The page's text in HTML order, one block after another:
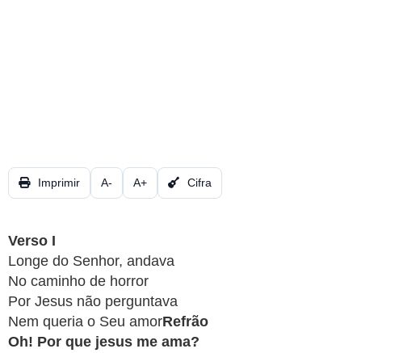
REVIEW
AUTORES
DA
HARPA
LISTAS
Imprimir A- A+ Cifra
Verso I
Longe do Senhor, andava
No caminho de horror
Por Jesus não perguntava
Nem queria o Seu amorRefrão
Oh! Por que jesus me ama?